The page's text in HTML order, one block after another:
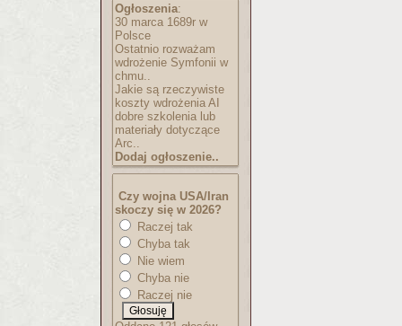
Ogłoszenia:
30 marca 1689r w
Polsce
Ostatnio rozważam
wdrożenie Symfonii w
chmu..
Jakie są rzeczywiste
koszty wdrożenia AI
dobre szkolenia lub
materiały dotyczące
Arc..
Dodaj ogłoszenie..
Czy wojna USA/Iran
skoczy się w 2026?
Raczej tak
Chyba tak
Nie wiem
Chyba nie
Raczej nie